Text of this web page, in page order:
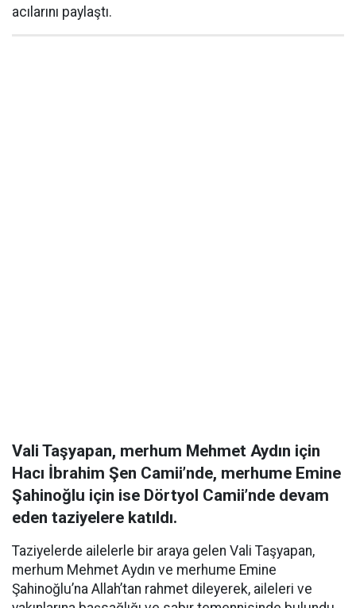
acılarını paylaştı.
Vali Taşyapan, merhum Mehmet Aydın için
Hacı İbrahim Şen Camii’nde, merhume Emine
Şahinoğlu için ise Dörtyol Camii’nde devam
eden taziyelere katıldı.
Taziyelerde ailelerle bir araya gelen Vali Taşyapan,
merhum Mehmet Aydın ve merhume Emine
Şahinoğlu’na Allah’tan rahmet dileyerek, aileleri ve